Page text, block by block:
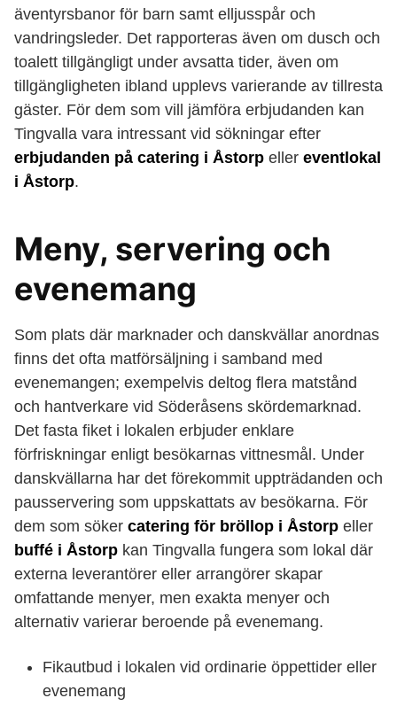
äventyrsbanor för barn samt elljusspår och
vandringsleder. Det rapporteras även om dusch och
toalett tillgängligt under avsatta tider, även om
tillgängligheten ibland upplevs varierande av tillresta
gäster. För dem som vill jämföra erbjudanden kan
Tingvalla vara intressant vid sökningar efter
erbjudanden på catering i Åstorp eller eventlokal
i Åstorp.
Meny, servering och
evenemang
Som plats där marknader och danskvällar anordnas
finns det ofta matförsäljning i samband med
evenemangen; exempelvis deltog flera matstånd
och hantverkare vid Söderåsens skördemarknad.
Det fasta fiket i lokalen erbjuder enklare
förfriskningar enligt besökarnas vittnesmål. Under
danskvällarna har det förekommit uppträdanden och
pausservering som uppskattats av besökarna. För
dem som söker catering för bröllop i Åstorp eller
buffé i Åstorp kan Tingvalla fungera som lokal där
externa leverantörer eller arrangörer skapar
omfattande menyer, men exakta menyer och
alternativ varierar beroende på evenemang.
Fikautbud i lokalen vid ordinarie öppettider eller
evenemang